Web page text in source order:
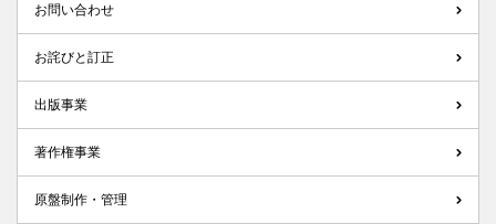
お問い合わせ
お詫びと訂正
出版事業
著作権事業
原盤制作・管理